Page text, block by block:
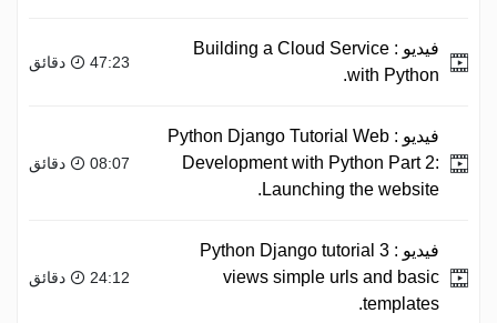
فيديو : Building a Cloud Service
with Python.
47:23 دقائق
فيديو : Python Django Tutorial Web
Development with Python Part 2:
Launching the website.
08:07 دقائق
فيديو : Python Django tutorial 3
views simple urls and basic
templates.
24:12 دقائق